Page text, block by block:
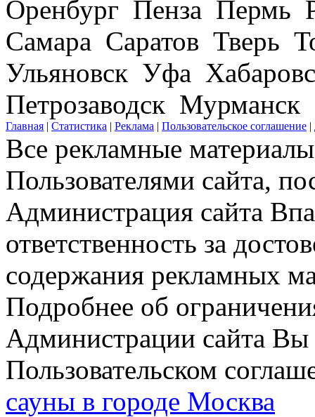
Оренбург Пенза Пермь
Самара Саратов Тверь
Ульяновск Уфа
Петрозаводск Мурманск
Главная | Статистика | Реклама | Пользовательское соглашение |
Все рекламные
Пользователями сайта,
Администрация сайта
ответственность за
содержания рекламных
Подробнее об
Администрации сайта Вы
Пользовательском
сауны в городе Москва